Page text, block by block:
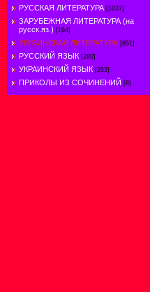
РУССКАЯ ЛИТЕРАТУРА [1037]
ЗАРУБЕЖНАЯ ЛИТЕРАТУРА (на
русск.яз.) [164]
УКРАИНСКАЯ ЛИТЕРАТУРА [651]
РУССКИЙ ЯЗЫК [280]
УКРАИНСКИЙ ЯЗЫК [263]
ПРИКОЛЫ ИЗ СОЧИНЕНИЙ [8]